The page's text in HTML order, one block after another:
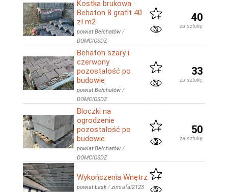
Kostka brukowa
Behaton 8 grafit 40
zł m2
powiat Bełchatów /
DOMCIOSDZ
40
za sztukę
Behaton szary i
czerwony
pozostałość po
budowie
powiat Bełchatów /
DOMCIOSDZ
33
za sztukę
Bloczki na
ogrodzenie
pozostałość po
budowie
powiat Bełchatów /
DOMCIOSDZ
50
za sztukę
Wykończenia Wnętrz
powiat Łask/zimrafal2123